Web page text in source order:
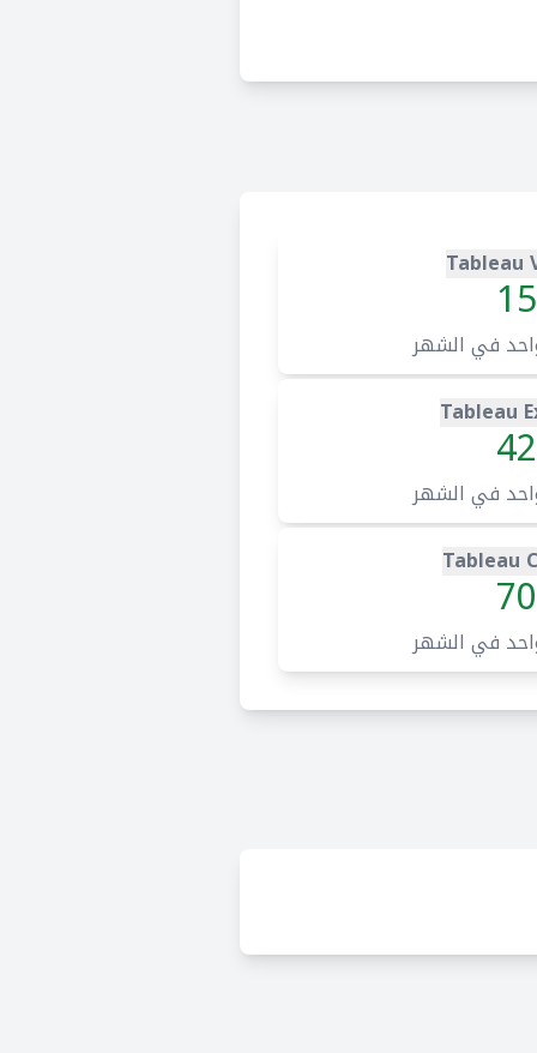
Tableau
15
في الشهر
Tableau
42
في الشهر
Tableau
70
في الشهر